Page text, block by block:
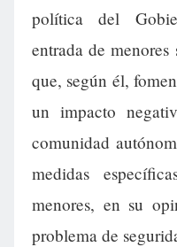
política del
entrada de
que, según él,
un impacto
comunidad
medidas
menores, en su
problema de